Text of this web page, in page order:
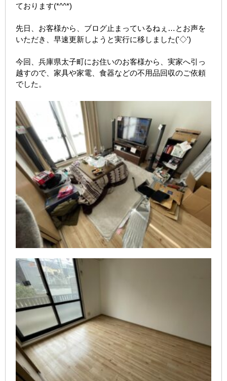
ております(*^^*)
先日、お客様から、ブログ止まっているねぇ…とお声を
いただき、早速更新しようと実行に移しました('◇')ゞ
今回、兵庫県太子町にお住いのお客様から、実家へ引っ
越すので、家具や家電、食器などの不用品回収のご依頼
でした。